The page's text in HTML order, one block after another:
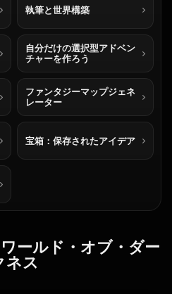
執筆と世界構築
自分だけの選択型アドベン
チャーを作ろう
ファンタジーマップジェネ
レーター
宝箱：保存されたアイデア
ールド・オブ・ダー
ネス